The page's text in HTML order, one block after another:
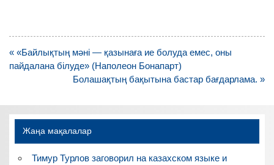
Навигация
по
« «Байлықтың мәні — қазынаға ие болуда емес, оны
пайдалана білуде» (Наполеон Бонапарт)
Болашақтың бақытына бастар бағдарлама. »
Жаңа мақалалар
Тимур Турлов заговорил на казахском языке и